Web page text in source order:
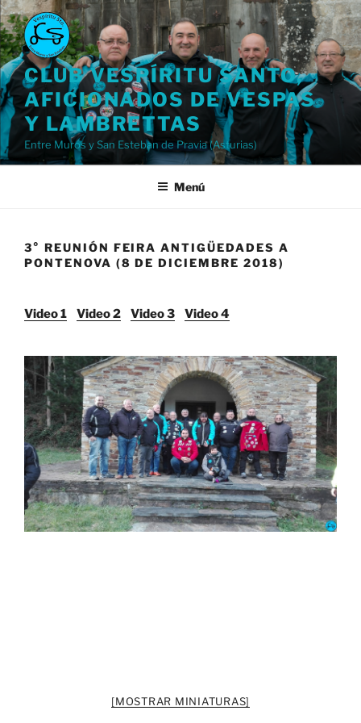
Saltar
al
contenido
CLUB VESPÍRITU SANTO,
AFICIONADOS DE VESPAS
Y LAMBRETTAS
Entre Muros y San Esteban de Pravia (Asturias)
Menú
3° REUNIÓN FEIRA ANTIGÜEDADES A
PONTENOVA (8 DE DICIEMBRE 2018)
Video 1 Video 2 Video 3 Video 4
[MOSTRAR MINIATURAS]